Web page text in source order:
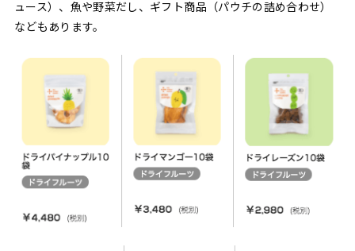
ュース）、魚や野菜だし、ギフト商品（パウチの詰め合わせ）
などもあります。